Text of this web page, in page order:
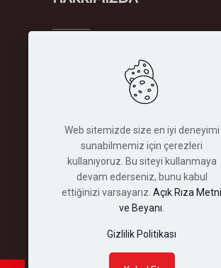
forklift ve istifleme makinaları
filosuyla sektöründe kiralama
hizmeti veren lider firmadır.
merkez binasında kurulmuş olup,
bugün her türlü depolama ve
istifleme makinası...
Devamını Oku
Web sitemizde size en iyi deneyimi
sunabilmemiz için çerezleri
kullanıyoruz. Bu siteyi kullanmaya
devam ederseniz, bunu kabul
ettiğinizi varsayarız. Açık Rıza Metni
ve Beyanı
Gizlilik Politikası